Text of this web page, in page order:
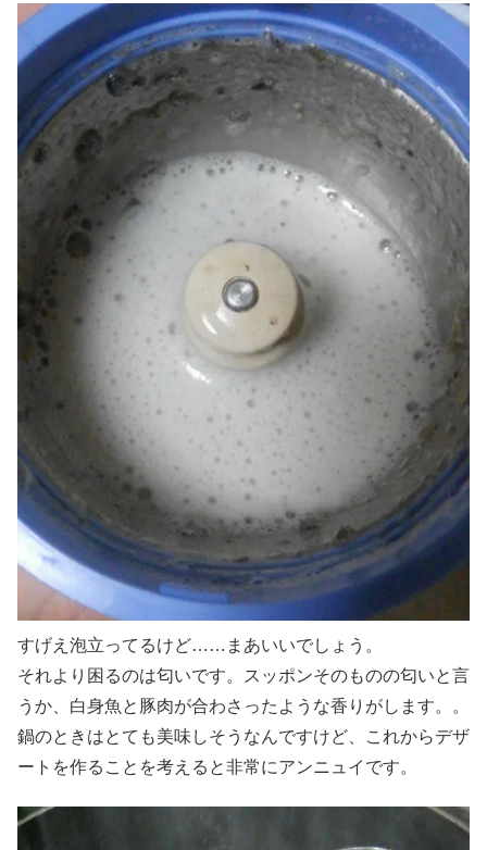
すげえ泡立ってるけど……まあいいでしょう。
それより困るのは匂いです。スッポンそのものの匂いと言
うか、白身魚と豚肉が合わさったような香りがします。。
鍋のときはとても美味しそうなんですけど、これからデザ
ートを作ることを考えると非常にアンニュイです。